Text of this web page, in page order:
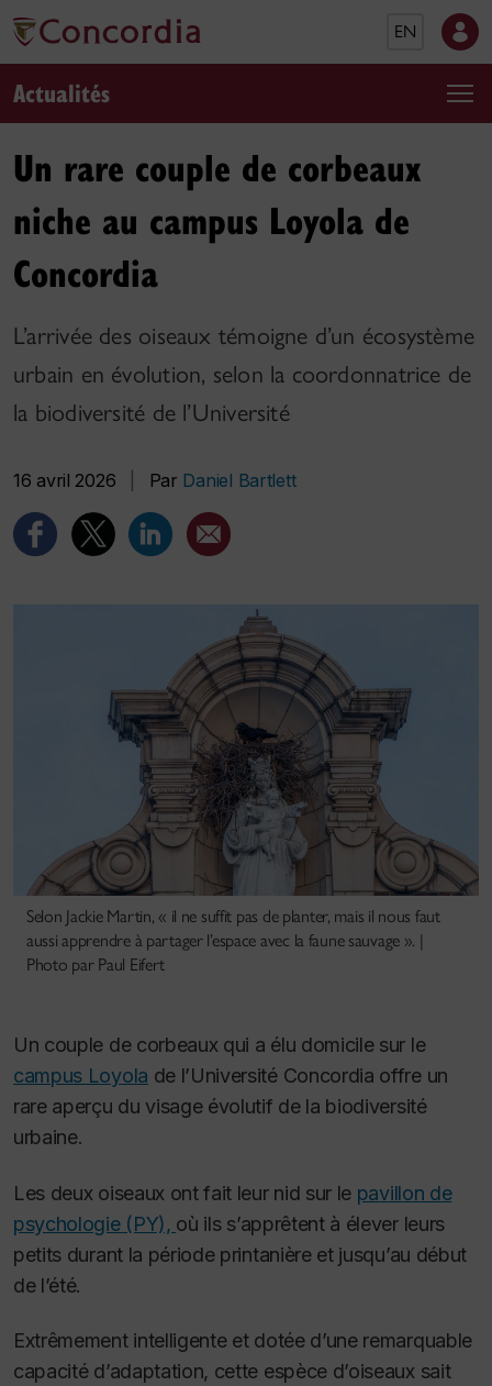
EN
Actualités
Un rare couple de corbeaux
niche au campus Loyola de
Concordia
L’arrivée des oiseaux témoigne d’un écosystème
urbain en évolution, selon la coordonnatrice de
la biodiversité de l’Université
16 avril 2026 Par Daniel Bartlett
Selon Jackie Martin, « il ne suffit pas de planter, mais il nous faut
aussi apprendre à partager l’espace avec la faune sauvage ». |
Photo par Paul Eifert
Un couple de corbeaux qui a élu domicile sur le
campus Loyola de l’Université Concordia offre un
rare aperçu du visage évolutif de la biodiversité
urbaine.
Les deux oiseaux ont fait leur nid sur le pavillon de
psychologie (PY), où ils s’apprêtent à élever leurs
petits durant la période printanière et jusqu’au début
de l’été.
Extrêmement intelligente et dotée d’une remarquable
capacité d’adaptation, cette espèce d’oiseaux sait